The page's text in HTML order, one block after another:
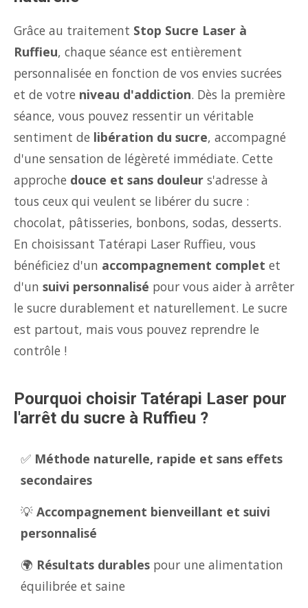
Grâce au traitement Stop Sucre Laser à
Ruffieu, chaque séance est entièrement
personnalisée en fonction de vos envies sucrées
et de votre niveau d'addiction. Dès la première
séance, vous pouvez ressentir un véritable
sentiment de libération du sucre, accompagné
d'une sensation de légèreté immédiate. Cette
approche douce et sans douleur s'adresse à
tous ceux qui veulent se libérer du sucre :
chocolat, pâtisseries, bonbons, sodas, desserts.
En choisissant Tatérapi Laser Ruffieu, vous
bénéficiez d'un accompagnement complet et
d'un suivi personnalisé pour vous aider à arrêter
le sucre durablement et naturellement. Le sucre
est partout, mais vous pouvez reprendre le
contrôle !
Pourquoi choisir Tatérapi Laser pour
l'arrêt du sucre à Ruffieu ?
✅ Méthode naturelle, rapide et sans effets
secondaires
💡 Accompagnement bienveillant et suivi
personnalisé
🌍 Résultats durables pour une alimentation
équilibrée et saine